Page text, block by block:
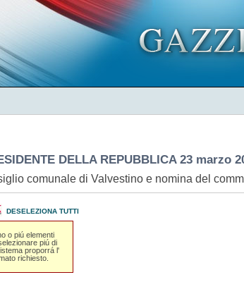
DELLA REPUBBLICA 23 marzo
comunale di Valvestino e nomina del
DESELEZIONA TUTTI
o piú elementi
piú di
proporrá l'
richiesto.